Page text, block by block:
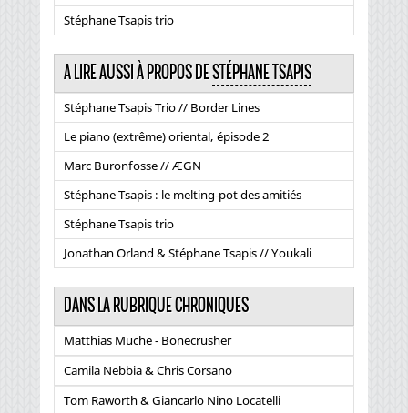
Stéphane Tsapis trio
A LIRE AUSSI À PROPOS DESTÉPHANE TSAPIS
Stéphane Tsapis Trio // Border Lines
Le piano (extrême) oriental, épisode 2
Marc Buronfosse // ÆGN
Stéphane Tsapis : le melting-pot des amitiés
Stéphane Tsapis trio
Jonathan Orland & Stéphane Tsapis // Youkali
DANS LA RUBRIQUE CHRONIQUES
Matthias Muche - Bonecrusher
Camila Nebbia & Chris Corsano
Tom Raworth & Giancarlo Nino Locatelli